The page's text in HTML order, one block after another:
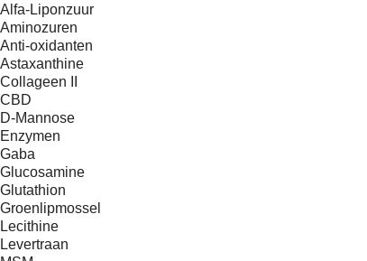
Alfa-Liponzuur
Aminozuren
Anti-oxidanten
Astaxanthine
Collageen II
CBD
D-Mannose
Enzymen
Gaba
Glucosamine
Glutathion
Groenlipmossel
Lecithine
Levertraan